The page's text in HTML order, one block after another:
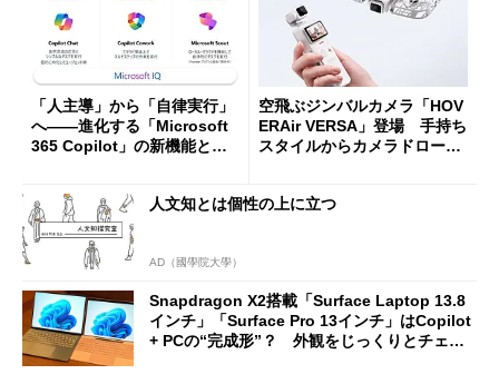
「人主導」から「自律実行」
へ――進化する「Microsoft
365 Copilot」の新機能とエ
空飛ぶジンバルカメラ「HOV
ERAir VERSA」登場 手持ち
スタイルからカメラドローン
人文知とは個性の上に立つ
AD（國學院大學）
Snapdragon X2搭載「Surface Laptop 13.8
インチ」「Surface Pro 13インチ」はCopilot
+ PCの“完成形”？ 外観をじっくりとチェッ